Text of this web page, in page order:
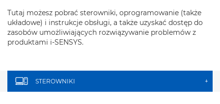
Tutaj możesz pobrać sterowniki, oprogramowanie (także
układowe) i instrukcje obsługi, a także uzyskać dostęp do
zasobów umożliwiających rozwiązywanie problemów z
produktami i-SENSYS.
STEROWNIKI +